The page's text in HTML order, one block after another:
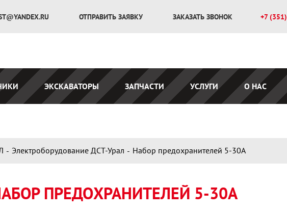
ОТПРАВИТЬ ЗАЯВКУ ЗАКАЗАТЬ ЗВОНОК +7 (351)
ЭКСКАВАТОРЫ ЗАПЧАСТИ УСЛУГИ О НАС
Электроборудование ДСТ-Урал Набор предохранителей 5-30А
ПРЕДОХРАНИТЕЛЕЙ 5-30А